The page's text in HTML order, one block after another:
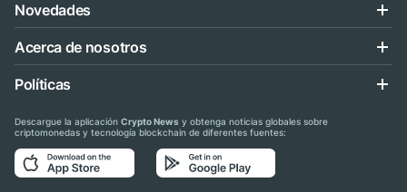
Novedades
Acerca de nosotros
Políticas
Descargue la aplicación Crypto News y obtenga noticias globales sobre
criptomonedas y tecnología blockchain de diferentes fuentes: